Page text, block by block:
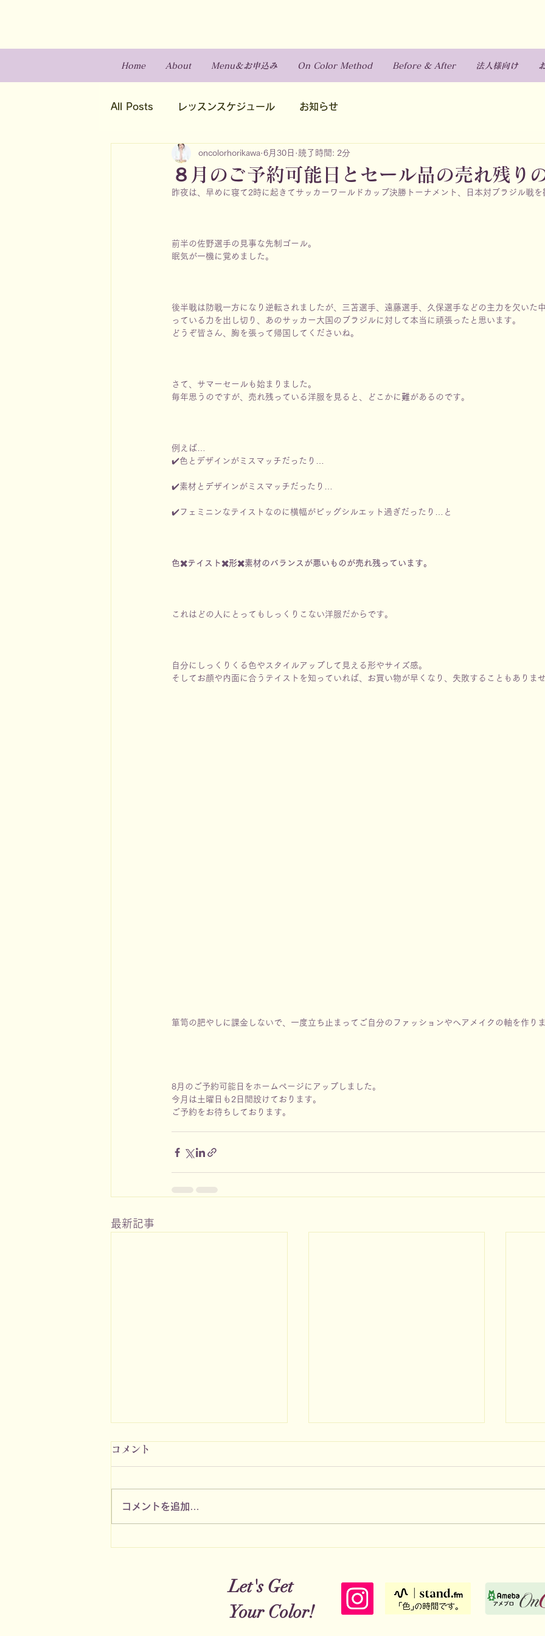
Home About Menu＆お申込み On Color Method Before & After 法人様向け
All Posts レッスンスケジュール お知らせ
８月のご予約可能日とセール品の売れ残り
oncolorhorikawa 6月30日 読了時間: 2分
昨夜は、早めに寝て2時に起きてサッカーワールドカップ決勝トーナメント、日本対ブラジル戦
前半の佐野選手の見事な先制ゴール。
眠気が一機に覚めました。
後半戦は防戦一方になり逆転されましたが、三苫選手、遠藤選手、久保選手などの主力を欠いた
っている力を出し切り、あのサッカー大国のブラジルに対して本当に頑張ったと思います。
どうぞ皆さん、胸を張って帰国してくださいね。
さて、サマーセールも始まりました。
毎年思うのですが、売れ残っている洋服を見ると、どこかに 難があるのです。
例えば…
✔️色とデザインがミスマッチだったり…
✔️素材とデザインがミスマッチだったり…
✔️フェミニンなテイストなのに横幅がビッグシルエット過ぎだったり…と
色✖️テイスト✖️形✖️素材のバランスが悪いものが売れ残っています。
これはどの人にとってもしっくりこない洋服だからです。
自分にしっくりくる色やスタイルアップして見える形やサイズ感。
そしてお顔や内面に合うテイストを知っていれば、お買い物が早くなり、失敗することもありま
箪笥の肥やしに課金しないで、一度立ち止まってご自分のファッションやヘアメイクの軸を作り
8月のご予約可能日をホームページにアップしました。
今月は土曜日も2日間設けております。
ご予約をお待ちしております。
最新記事
９月のご予約可能日と熊本大
７月のご予約可能日のお知ら
６月
コメント
コメントを追加…
Let's Get
Your Color!